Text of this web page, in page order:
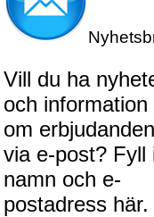
Vill du ha
och information
om erbjudanden
via e-post? Fyll
namn och e-
postadress här.